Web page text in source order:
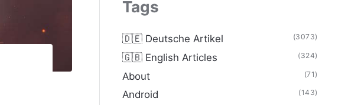
Tags
🇩🇪 Deutsche Artikel (3073)
🇬🇧 English Articles (324)
About (71)
Android (143)